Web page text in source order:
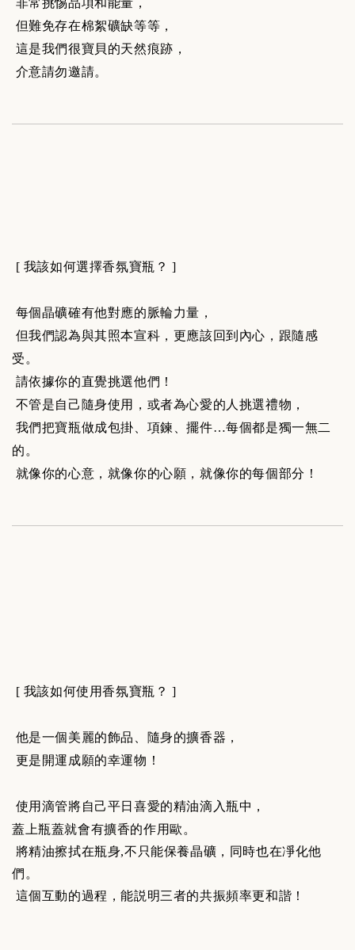
但難免存在棉絮礦缺等等，
這是我們很寶貝的天然痕跡，
介意請勿邀請。
[ 我該如何選擇香氛寶瓶？ ]
每個晶礦確有他對應的脈輪力量，
但我們認為與其照本宣科，更應該回到內心，跟隨感
受。
請依據你的直覺挑選他們！
不管是自己隨身使用，或者為心愛的人挑選禮物，
我們把寶瓶做成包掛、項鍊、擺件…每個都是獨一無二
的。
就像你的心意，就像你的心願，就像你的每個部分！
[ 我該如何使用香氛寶瓶？ ]
他是一個美麗的飾品、隨身的擴香器，
更是開運成願的幸運物！
使用滴管將自己平日喜愛的精油滴入瓶中，
蓋上瓶蓋就會有擴香的作用歐。
將精油擦拭在瓶身,不只能保養晶礦，同時也在凈化他
們。
這個互動的過程，能説明三者的共振頻率更和諧！